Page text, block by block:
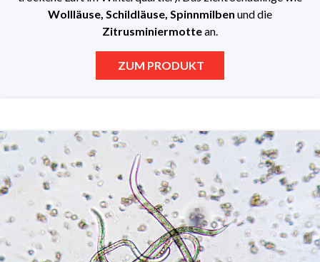
Wollläuse, Schildläuse, Spinnmilben und die
Zitrusminiermottean.
ZUM PRODUKT